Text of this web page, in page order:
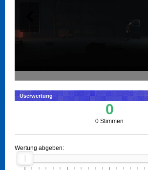
Userwertung
0
0 Stimmen
Wertung abgeben: